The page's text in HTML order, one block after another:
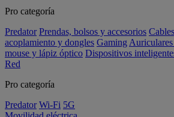
Pro categoría
Predator Prendas, bolsos y accesorios
acoplamiento y dongles Gaming
mouse y lápiz óptico Dispositivos
Red
Pro categoría
Predator Wi-Fi 5G